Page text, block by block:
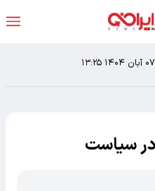
۰۷ آبان ۱۴۰۴ ۱۳:۲۵
سیاست